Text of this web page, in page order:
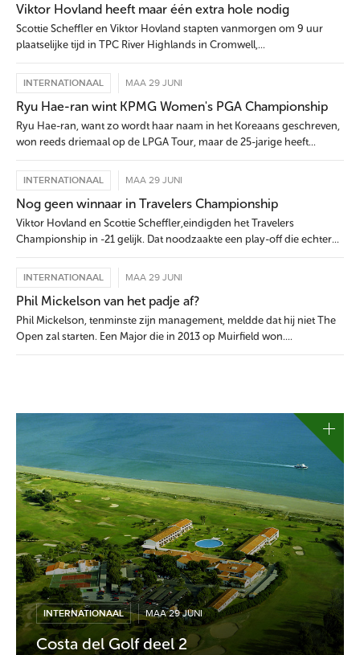
Viktor Hovland heeft maar één extra hole nodig
Scottie Scheffler en Viktor Hovland stapten vanmorgen om 9 uur
plaatselijke tijd in TPC River Highlands in Cromwell,...
INTERNATIONAAL MAA 29 JUNI
Ryu Hae-ran wint KPMG Women's PGA Championship
Ryu Hae-ran, want zo wordt haar naam in het Koreaans geschreven,
won reeds driemaal op de LPGA Tour, maar de 25-jarige heeft...
INTERNATIONAAL MAA 29 JUNI
Nog geen winnaar in Travelers Championship
Viktor Hovland en Scottie Scheffler,eindigden het Travelers
Championship in -21 gelijk. Dat noodzaakte een play-off die echter...
INTERNATIONAAL MAA 29 JUNI
Phil Mickelson van het padje af?
Phil Mickelson, tenminste zijn management, meldde dat hij niet The
Open zal starten. Een Major die in 2013 op Muirfield won....
INTERNATIONAAL MAA 29 JUNI
Costa del Golf deel 2